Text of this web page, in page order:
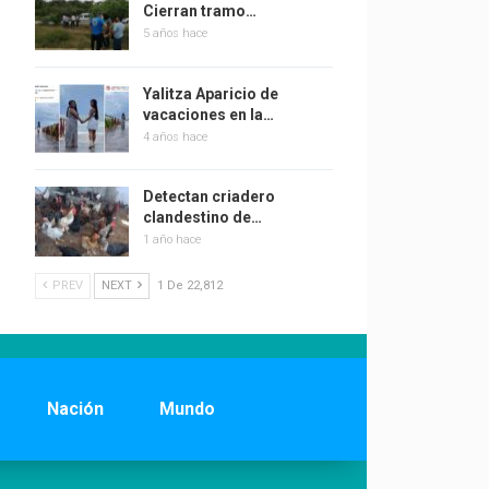
Cierran tramo…
5 años hace
Yalitza Aparicio de
vacaciones en la…
4 años hace
Detectan criadero
clandestino de…
1 año hace
PREV NEXT 1 De 22,812
Nación Mundo